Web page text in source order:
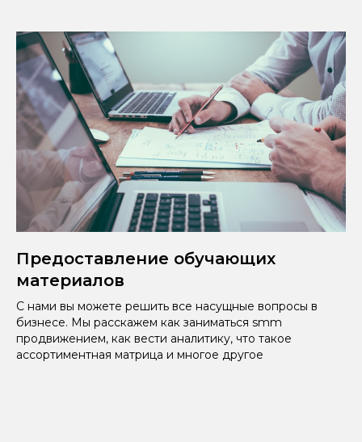
Предоставление обучающих
материалов
С нами вы можете решить все насущные вопросы в
бизнесе. Мы расскажем как заниматься smm
продвижением, как вести аналитику, что такое
ассортиментная матрица и многое другое